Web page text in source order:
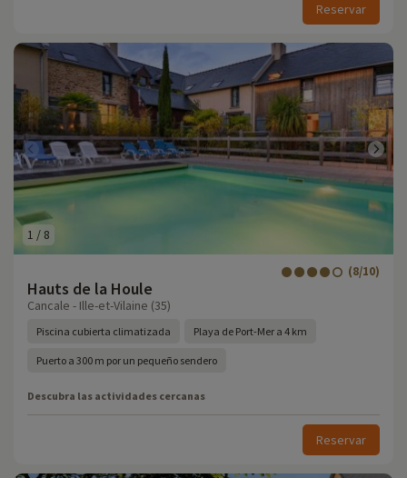
Reservar
1 / 8
Hauts de la Houle
(8/10)
Cancale - Ille-et-Vilaine (35)
Piscina cubierta climatizada Playa de Port-Mer a 4 km
Puerto a 300 m por un pequeño sendero
Descubra las actividades cercanas
Reservar